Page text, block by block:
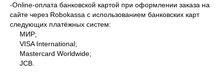
-Оnline-оплата банковской картой при оформлении заказа на
сайте через Robokassa с использованием банковских карт
следующих платёжных систем:
МИР;
VISA International;
Mastercard Worldwide;
JCB.